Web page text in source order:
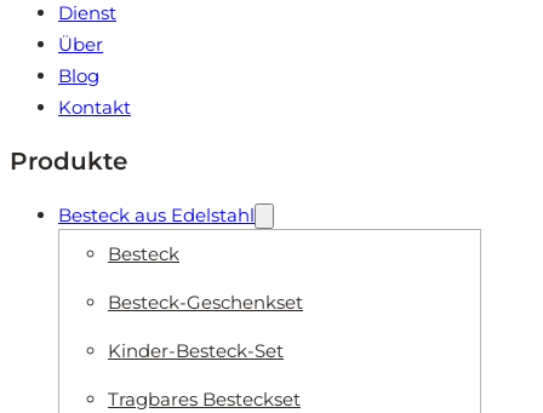
Dienst
Über
Blog
Kontakt
Produkte
Besteck aus Edelstahl
Besteck
Besteck-Geschenkset
Kinder-Besteck-Set
Tragbares Besteckset